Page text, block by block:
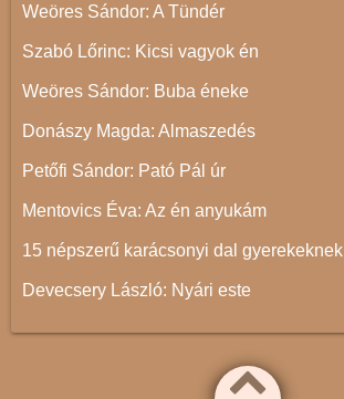
Weöres Sándor: A Tündér
Szabó Lőrinc: Kicsi vagyok én
Weöres Sándor: Buba éneke
Donászy Magda: Almaszedés
Petőfi Sándor: Pató Pál úr
Mentovics Éva: Az én anyukám
15 népszerű karácsonyi dal gyerekeknek
Devecsery László: Nyári este